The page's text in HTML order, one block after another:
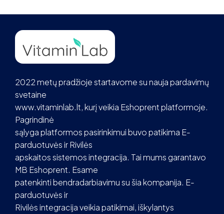
2022 metų pradžioje startavome su nauja pardavimų
svetaine
www.vitaminlab.lt, kurį veikia Eshoprent platformoje.
Pagrindinė
sąlyga platformos pasirinkimui buvo patikima E-
parduotuvės ir Rivilės
apskaitos sistemos integracija. Tai mums garantavo
MB Eshoprent. Esame
patenkinti bendradarbiavimu su šia kompanija. E-
parduotuvės ir
Rivilės integracija veikia patikimai, iškylantys